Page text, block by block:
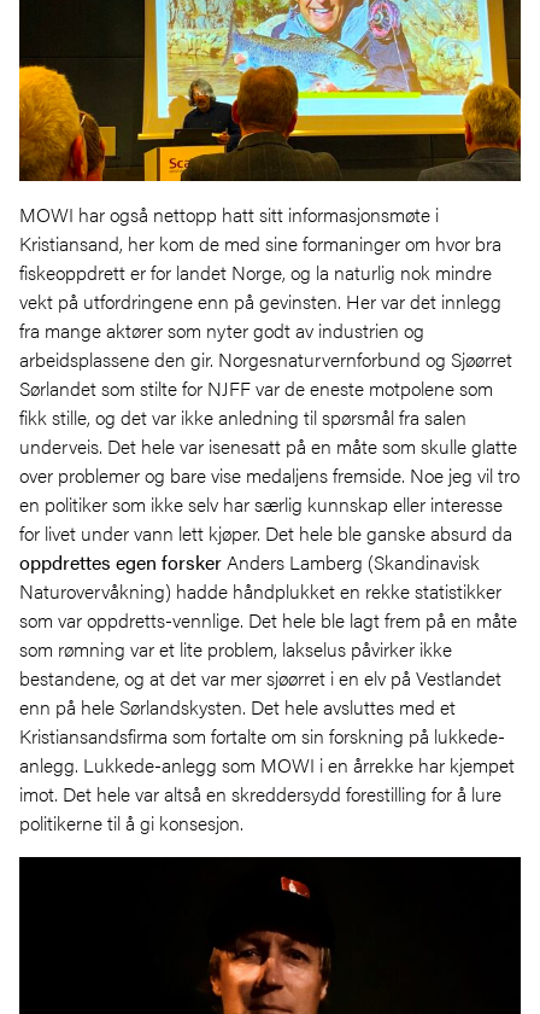
MOWI har også nettopp hatt sitt informasjonsmøte i
Kristiansand, her kom de med sine formaninger om hvor bra
fiskeoppdrett er for landet Norge, og la naturlig nok mindre
vekt på utfordringene enn på gevinsten. Her var det innlegg
fra mange aktører som nyter godt av industrien og
arbeidsplassene den gir. Norgesnaturvernforbund og Sjøørret
Sørlandet som stilte for NJFF var de eneste motpolene som
fikk stille, og det var ikke anledning til spørsmål fra salen
underveis. Det hele var isenesatt på en måte som skulle glatte
over problemer og bare vise medaljens fremside. Noe jeg vil tro
en politiker som ikke selv har særlig kunnskap eller interesse
for livet under vann lett kjøper. Det hele ble ganske absurd da
oppdrettes egen forskerAnders Lamberg (Skandinavisk
Naturovervåkning) hadde håndplukket en rekke statistikker
som var oppdretts-vennlige. Det hele ble lagt frem på en måte
som rømning var et lite problem, lakselus påvirker ikke
bestandene, og at det var mer sjøørret i en elv på Vestlandet
enn på hele Sørlandskysten. Det hele avsluttes med et
Kristiansandsfirma som fortalte om sin forskning på lukkede-
anlegg. Lukkede-anlegg som MOWI i en årrekke har kjempet
imot. Det hele var altså en skreddersydd forestilling for å lure
politikerne til å gi konsesjon.